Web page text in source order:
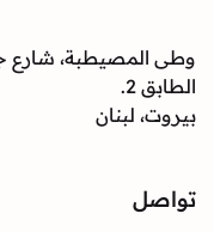
وطى المصيطبة، شارع
الطابق 2.
بيروت، لبنان
تواصل